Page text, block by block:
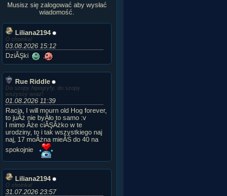
Musisz się zalogować aby wysłać
wiadomość.
Liliana2194
O choinka!
03.08.2026 15:12
DziĂŞki
Rue Riddle
Do szopy hipogryfy, do szopy
wszyscy wraz!
01.08.2026 11:39
Racja, I will mourn old Hog forever,
to juÂż nie byÂło to samo :v
I mimo Âże ciĂŞÂżko w te
urodziny, to i tak wszystkiego naj
naj, 17 moÂżna mieĂŚ do 40 na
spokojnie
Liliana2194
O choinka!
31.07.2026 23:57